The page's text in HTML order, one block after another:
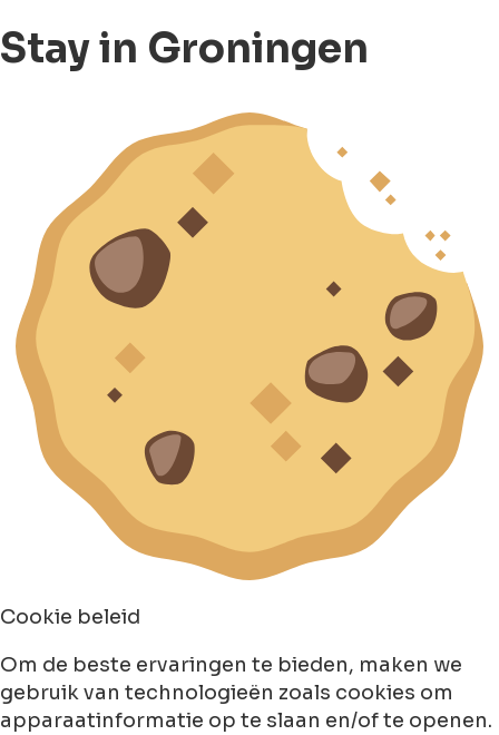
Stay in Groningen
Cookie beleid
Om de beste ervaringen te bieden, maken we
gebruik van technologieën zoals cookies om
apparaatinformatie op te slaan en/of te openen.